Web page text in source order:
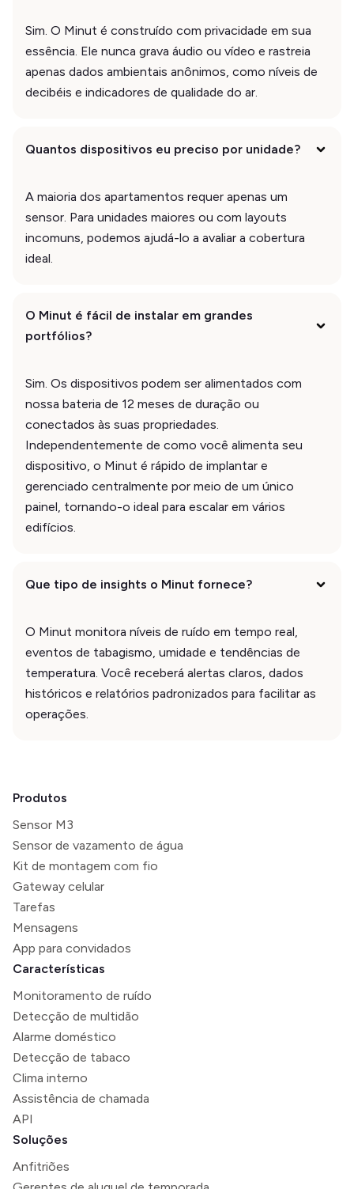
Sim. O Minut é construído com privacidade em sua
essência. Ele nunca grava áudio ou vídeo e rastreia
apenas dados ambientais anônimos, como níveis de
decibéis e indicadores de qualidade do ar.
Quantos dispositivos eu preciso por unidade?
A maioria dos apartamentos requer apenas um
sensor. Para unidades maiores ou com layouts
incomuns, podemos ajudá-lo a avaliar a cobertura
ideal.
O Minut é fácil de instalar em grandes
portfólios?
Sim. Os dispositivos podem ser alimentados com
nossa bateria de 12 meses de duração ou
conectados às suas propriedades.
Independentemente de como você alimenta seu
dispositivo, o Minut é rápido de implantar e
gerenciado centralmente por meio de um único
painel, tornando-o ideal para escalar em vários
edifícios.
Que tipo de insights o Minut fornece?
O Minut monitora níveis de ruído em tempo real,
eventos de tabagismo, umidade e tendências de
temperatura. Você receberá alertas claros, dados
históricos e relatórios padronizados para facilitar as
operações.
Produtos
Sensor M3
Sensor de vazamento de água
Kit de montagem com fio
Gateway celular
Tarefas
Mensagens
App para convidados
Características
Monitoramento de ruído
Detecção de multidão
Alarme doméstico
Detecção de tabaco
Clima interno
Assistência de chamada
API
Soluções
Anfitriões